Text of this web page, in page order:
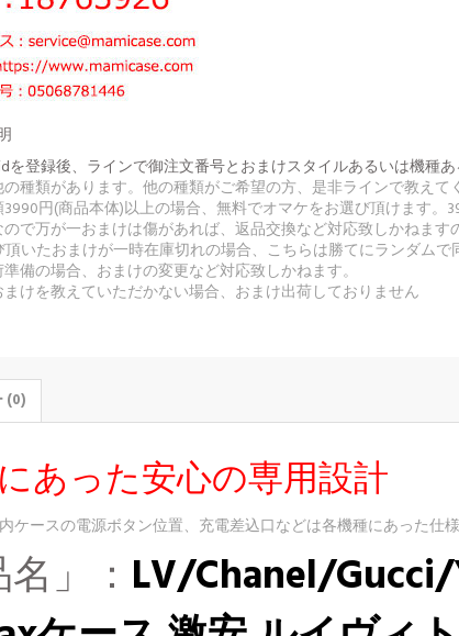
を登録後、ラインで御注文番号とおまけスタイルあるいは機種
種類があります。他の種類がご希望の方、是非ラインで教えて
3990円(商品本体)以上の場合、無料でオマケをお選び頂けます
ので万が一おまけは傷があれば、返品交換など対応致しかねます
頂いたおまけが一時在庫切れの場合、こちらは勝てにランダムで
備の場合、おまけの変更など対応致しかねます。
まけを教えていただかない場合、おまけ出荷しておりません
(0)
あった安心の専用設計
ケースの電源ボタン位置、充電差込口などは各機種にあった仕
名」： LV/Chanel/